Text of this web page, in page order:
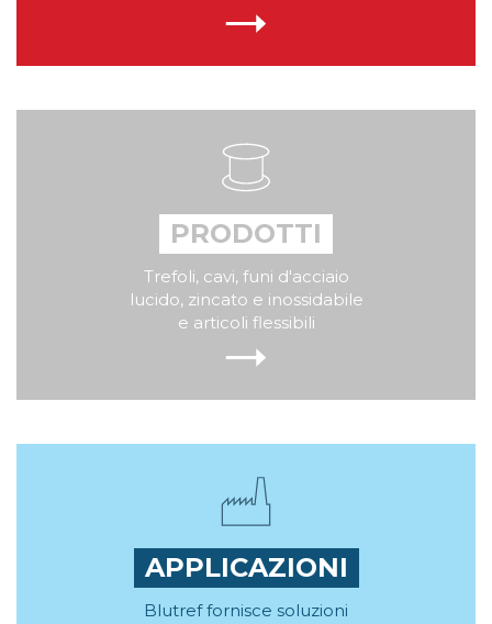
PRODOTTI
Trefoli, cavi, funi d'acciaio
lucido, zincato e inossidabile
e articoli flessibili
APPLICAZIONI
Blutref fornisce soluzioni